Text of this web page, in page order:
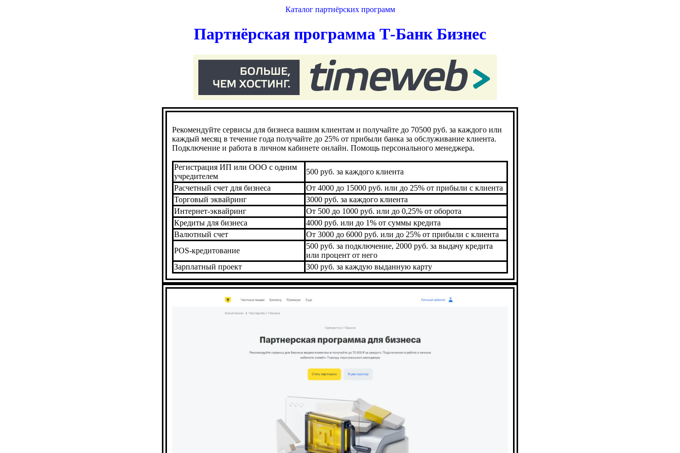
Каталог партнёрских программ
Партнёрская программа Т‑Банк Бизнес
Рекомендуйте сервисы для бизнеса вашим клиентам и получайте до 70500 руб. за каждого или
каждый месяц в течение года получайте до 25% от прибыли банка за обслуживание клиента.
Подключение и работа в личном кабинете онлайн. Помощь персонального менеджера.
Регистрация ИП или ООО с одним
учредителем
500 руб. за каждого клиента
Расчетный счет для бизнеса
От 4000 до 15000 руб. или до 25% от прибыли с клиента
Торговый эквайринг
3000 руб. за каждого клиента
Интернет-эквайринг
От 500 до 1000 руб. или до 0,25% от оборота
Кредиты для бизнеса
4000 руб. или до 1% от суммы кредита
Валютный счет
От 3000 до 6000 руб. или до 25% от прибыли с клиента
POS-кредитование
500 руб. за подключение, 2000 руб. за выдачу кредита
или процент от него
Зарплатный проект
300 руб. за каждую выданную карту